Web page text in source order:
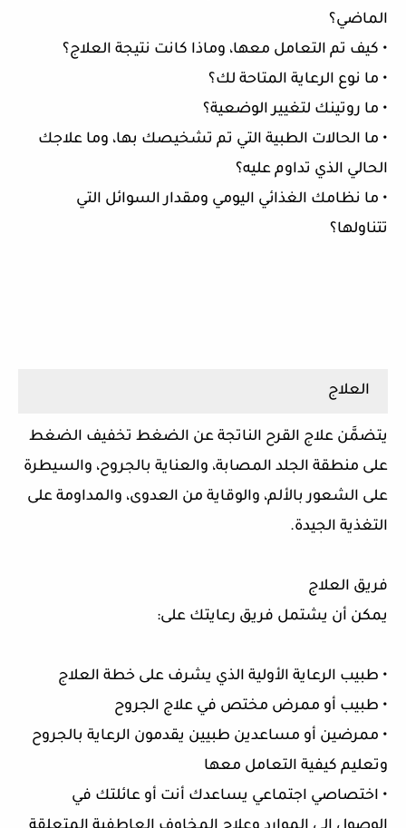
الماضي؟
• كيف تم التعامل معها، وماذا كانت نتيجة العلاج؟
• ما نوع الرعاية المتاحة لك؟
• ما روتينك لتغيير الوضعية؟
• ما الحالات الطبية التي تم تشخيصك بها، وما علاجك
الحالي الذي تداوم عليه؟
• ما نظامك الغذائي اليومي ومقدار السوائل التي
تتناولها؟
العلاج
يتضمَّن علاج القرح الناتجة عن الضغط تخفيف الضغط
على منطقة الجلد المصابة، والعناية بالجروح، والسيطرة
على الشعور بالألم، والوقاية من العدوى، والمداومة على
التغذية الجيدة.
فريق العلاج
يمكن أن يشتمل فريق رعايتك على:
• طبيب الرعاية الأولية الذي يشرف على خطة العلاج
• طبيب أو ممرض مختص في علاج الجروح
• ممرضين أو مساعدين طبيين يقدمون الرعاية بالجروح
وتعليم كيفية التعامل معها
• اختصاصي اجتماعي يساعدك أنت أو عائلتك في